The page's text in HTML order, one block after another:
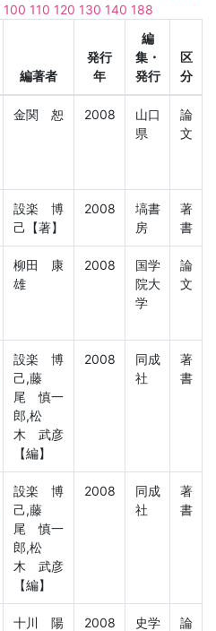
100 110 120 130 140 188
編著者
発行
年
編
集・
発行
区
分
金関 恕 2008
山口
県
論
文
設楽 博
己【著】
2008
塙書
房
著
書
柳田 康
雄
2008
国学
院大
学
論
文
設楽 博
己,藤
尾 慎一
郎,松
木 武彦
【編】
2008
同成
社
著
書
設楽 博
己,藤
尾 慎一
郎,松
木 武彦
【編】
2008
同成
社
著
書
十川 陽
2008
史学
論